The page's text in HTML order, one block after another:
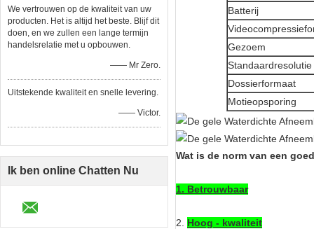
We vertrouwen op de kwaliteit van uw
producten. Het is altijd het beste. Blijf dit
doen, en we zullen een lange termijn
handelsrelatie met u opbouwen.
—— Mr Zero.
Uitstekende kwaliteit en snelle levering.
—— Victor.
Ik ben online Chatten Nu
Batterij
Gezoem
Standaardresolutie
Dossierformaat
Motieopsporing
Wat is de norm van een
1. Betrouwbaar
2. Hoog - kwaliteit